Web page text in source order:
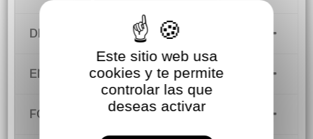
DETALLES DEL PRODUCTO
ENVÍOS Y DEVOLUCIONES
FORMAS DE PAGO
Este sitio web usa
cookies y te permite
controlar las que
deseas activar